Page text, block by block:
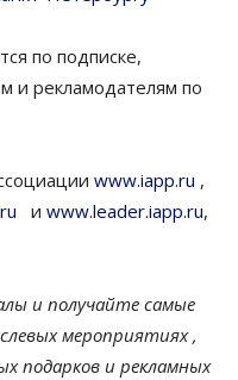
по подписке,
и рекламодателям по
www.iapp.ru ,
и www.leader.iapp.ru,
и получайте самые
мероприятиях ,
подарков и рекламных